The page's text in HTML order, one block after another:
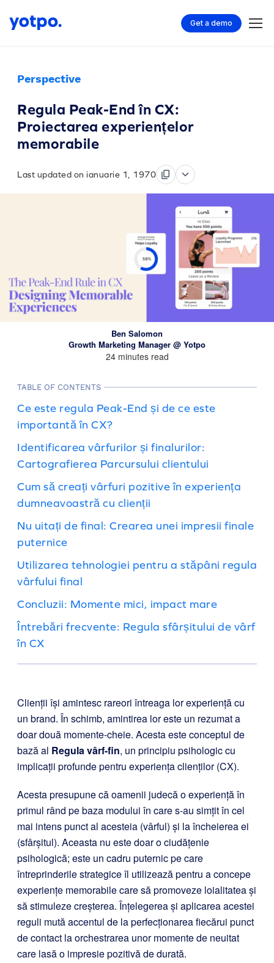
Get a demo
Perspective
Regula Peak-End în CX:
Proiectarea experiențelor
memorabile
Last updated on ianuarie 1, 1970
Ben Salomon
Growth Marketing Manager @ Yotpo
24 minutes read
TABLE OF CONTENTS
Ce este regula Peak-End și de ce este
importantă în CX?
Identificarea vârfurilor și finalurilor:
Cartografierea Parcursului clientului
Cum să creați vârfuri pozitive în experiența
dumneavoastră cu clienții
Nu uitați de final: Crearea unei impresii finale
puternice
Utilizarea tehnologiei pentru a stăpâni regula
vârfului final
Concluzii: Momente mici, impact mare
Întrebări frecvente: Regula sfârșitului de vârf
în CX
Clienții își amintesc rareori întreaga lor experiență cu
un brand. În schimb, amintirea lor este un rezumat a
doar două momente-cheie. Acesta este conceptul de
bază al Regula vârf-fin, un principiu psihologic cu
implicații profunde pentru experiența clienților (CX).
Acesta presupune că oamenii judecă o experiență în
primul rând pe baza modului în care s-au simțit în cel
mai intens punct al acesteia (vârful) și la încheierea ei
(sfârșitul). Aceasta nu este doar o ciudățenie
psihologică; este un cadru puternic pe care
întreprinderile strategice îl utilizează pentru a concepe
experiențe memorabile care să promoveze loialitatea și
să stimuleze creșterea. Înțelegerea și aplicarea acestei
reguli mută accentul de la perfecționarea fiecărui punct
de contact la orchestrarea unor momente de neuitat
care lasă o impresie pozitivă de durată.